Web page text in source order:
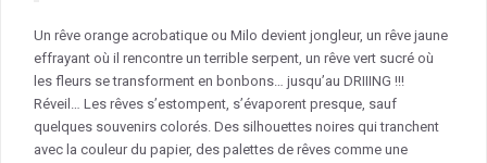
Un rêve orange acrobatique ou Milo devient jongleur, un rêve jaune
effrayant où il rencontre un terrible serpent, un rêve vert sucré où
les fleurs se transforment en bonbons… jusqu’au DRIIING !!!
Réveil… Les rêves s’estompent, s’évaporent presque, sauf
quelques souvenirs colorés. Des silhouettes noires qui tranchent
avec la couleur du papier, des palettes de rêves comme une